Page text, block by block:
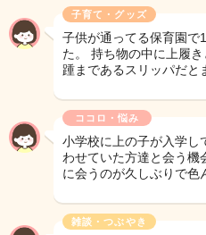
子育て・グッズ
子供が通ってる保育園で
た。 持ち物の中に上履
踵まであるスリッパだと
ココロ・悩み
小学校に上の子が入学し
わせていた方達と会う機
に会うのが久しぶりで色
雑談・つぶやき